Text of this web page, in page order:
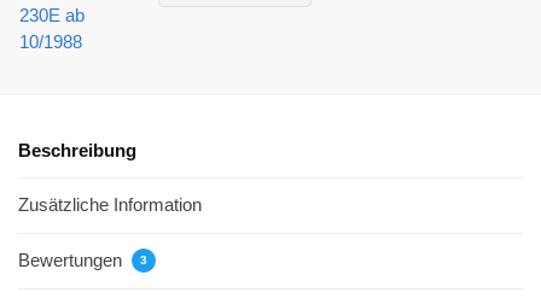
Beschreibung
Zusätzliche Information
Bewertungen 3